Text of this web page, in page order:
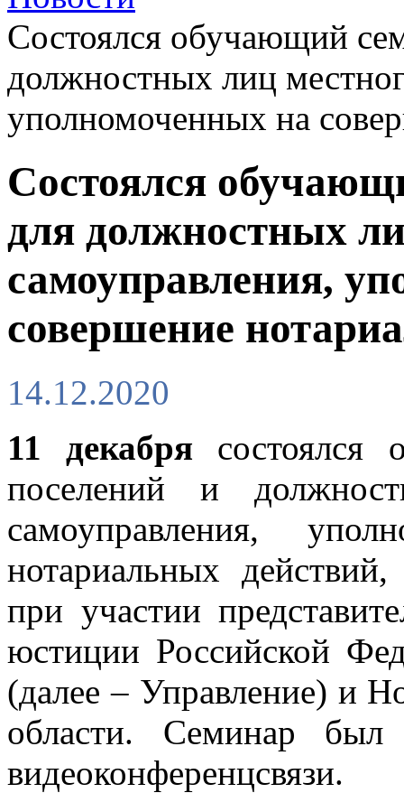
Состоялся обучающий
должностных лиц
уполномоченных на
Состоялся
для должностных
самоуправления,
совершение
14.12.2020
11 декабря состоялся
поселений и
самоуправления,
нотариальных
при участии
юстиции Российской
(далее – Управление) и
области. Семинар был
видеоконференцсвязи.